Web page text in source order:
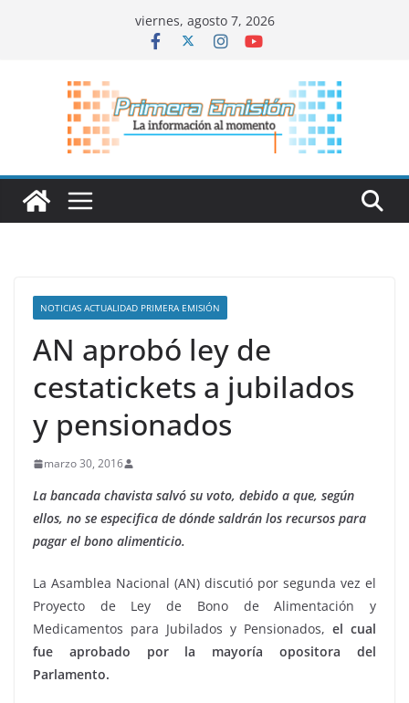
viernes, agosto 7, 2026
NOTICIAS ACTUALIDAD PRIMERA EMISIÓN
AN aprobó ley de
cestatickets a jubilados
y pensionados
marzo 30, 2016
La bancada chavista salvó su voto, debido a que, según
ellos, no se especifica de dónde saldrán los recursos para
pagar el bono alimenticio.
La Asamblea Nacional (AN) discutió por segunda vez el
Proyecto de Ley de Bono de Alimentación y
Medicamentos para Jubilados y Pensionados, el cual
fue aprobado por la mayoría opositora del
Parlamento.